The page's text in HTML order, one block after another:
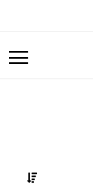
DEUTSCH